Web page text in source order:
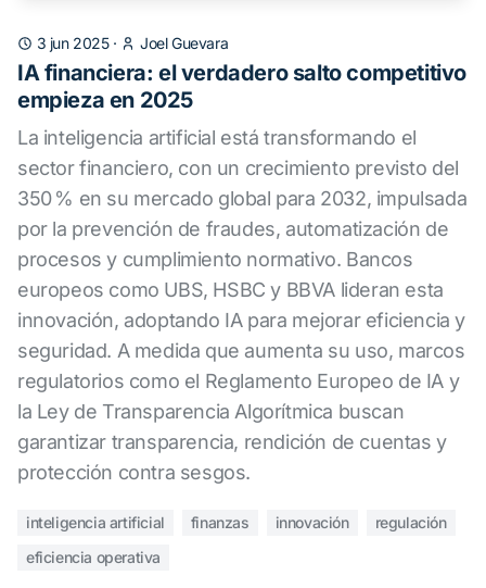
3 jun 2025· Joel Guevara
IA financiera: el verdadero salto competitivo
empieza en 2025
La inteligencia artificial está transformando el
sector financiero, con un crecimiento previsto del
350 % en su mercado global para 2032, impulsada
por la prevención de fraudes, automatización de
procesos y cumplimiento normativo. Bancos
europeos como UBS, HSBC y BBVA lideran esta
innovación, adoptando IA para mejorar eficiencia y
seguridad. A medida que aumenta su uso, marcos
regulatorios como el Reglamento Europeo de IA y
la Ley de Transparencia Algorítmica buscan
garantizar transparencia, rendición de cuentas y
protección contra sesgos.
inteligencia artificial finanzas innovación
regulación
eficiencia operativa